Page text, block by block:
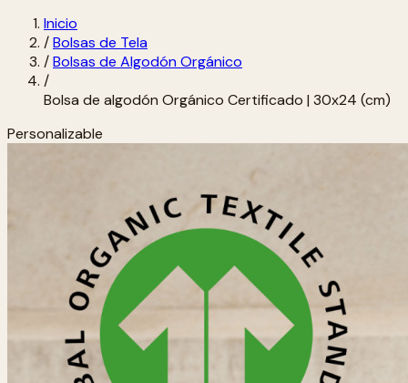
Inicio
/Bolsas de Tela
/Bolsas de Algodón Orgánico
/
Bolsa de algodón Orgánico Certificado | 30x24 (cm)
Personalizable